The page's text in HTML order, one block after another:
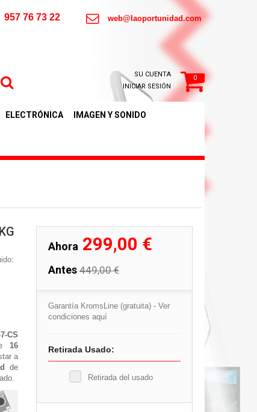
957 76 73 22 web@laoportunidad.com
0
SU CUENTA
INICIAR SESIÓN
ELECTRÓNICA IMAGEN Y SONIDO
CS
16
a
de
Ahora 299,00 €
Antes 449,00 €
Garantía KromsLine (gratuita) - Ver
condiciones aquí
Retirada Usado:
Retirada del usado